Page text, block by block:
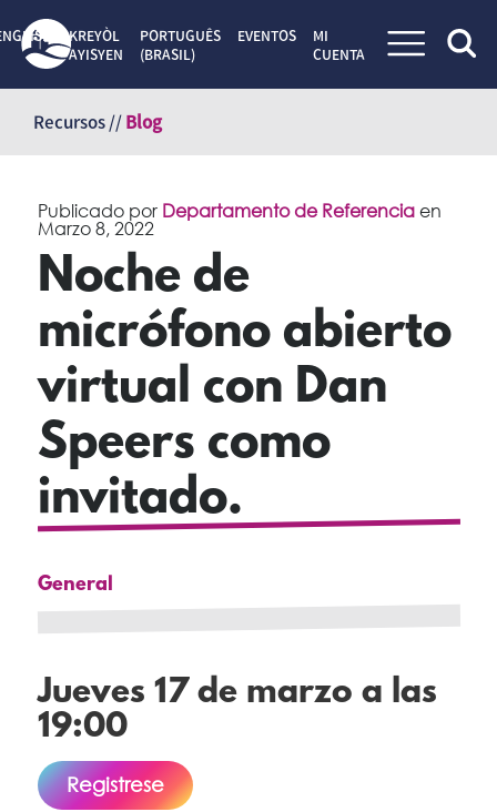
contenido
KREYÒL
AYISYEN
PORTUGUÊS
(BRASIL)
EVENTOS
MI
CUENTA
Recursos //Blog
Publicado por Departamento de Referenciaen
Marzo 8, 2022
Noche de
micrófono abierto
virtual con Dan
Speers como
invitado.
General
Jueves 17 de marzo a las
19:00
Registrese